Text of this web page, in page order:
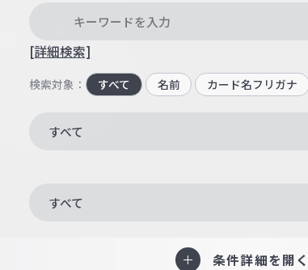
[詳細検索]
検索対象： すべて 名前 カード名フリガナ
すべて
すべて
条件詳細を開く